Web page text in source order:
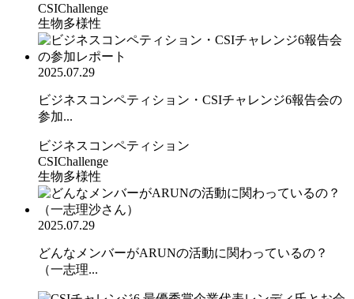
CSIChallenge
生物多様性
2025.07.29
ビジネスコンペティション・CSIチャレンジ6報告会の
参加...
ビジネスコンペティション
CSIChallenge
生物多様性
2025.07.29
どんなメンバーがARUNの活動に関わっているの？
（一志理...